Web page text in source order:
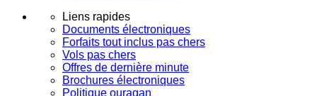
Liens rapides
Documents électroniques
Forfaits tout inclus pas chers
Vols pas chers
Offres de dernière minute
Brochures électroniques
Politique ouragan